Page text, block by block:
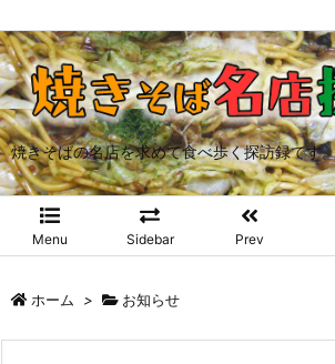
焼きそばの名店を求めて食べ歩く探訪録です
Menu Sidebar Prev
ホーム > お知らせ